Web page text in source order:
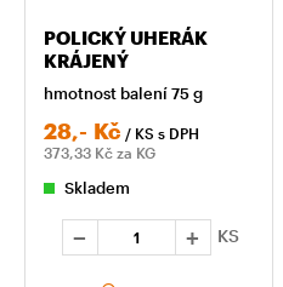
POLICKÝ UHERÁK
KRÁJENÝ
hmotnost balení 75 g
28,- Kč / KS s DPH
373,33 Kč za KG
Skladem
KS